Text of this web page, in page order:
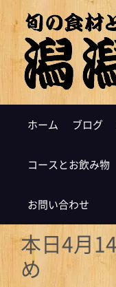
ホーム ブログ
コースとお飲み物
お問い合わせ
本日4月
め